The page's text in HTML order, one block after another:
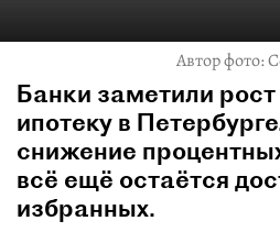
Автор фото:
Банки заметили
ипотеку в
снижение
всё ещё остаётся
избранных.